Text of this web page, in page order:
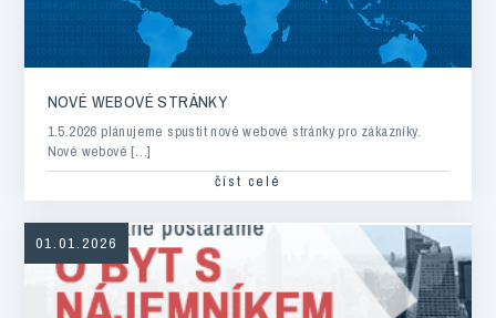
NOVÉ WEBOVÉ STRÁNKY
1.5.2026 plánujeme spustit nové webové stránky pro zákazníky.
Nové webové […]
číst celé
01.01.2026